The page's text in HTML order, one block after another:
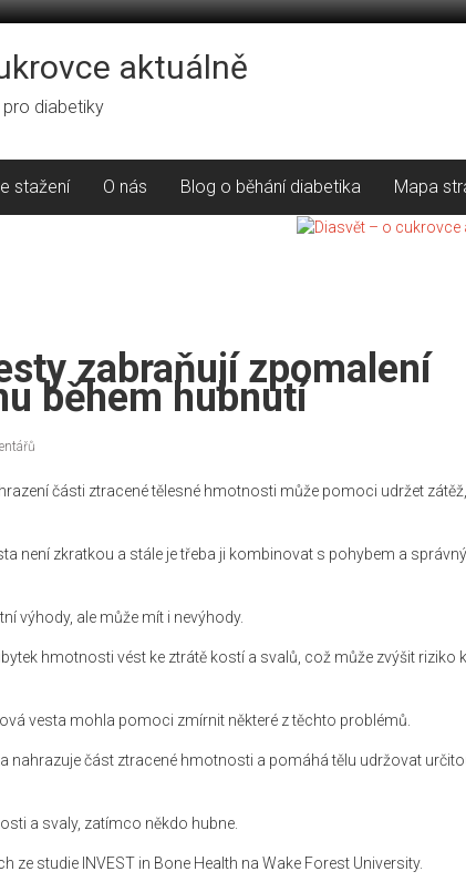
aktuálně
diabetiky
stažení O nás Blog o běhání diabetika Mapa
zabraňují zpomalení
během hubnutí
části ztracené tělesné hmotnosti může pomoci udržet
není zkratkou a stále je třeba ji kombinovat s pohybem a
výhody, ale může mít i nevýhody.
hmotnosti vést ke ztrátě kostí a svalů, což může zvýšit riziko
vesta mohla pomoci zmírnit některé z těchto problémů.
nahrazuje část ztracené hmotnosti a pomáhá tělu udržovat
a svaly, zatímco někdo hubne.
ze studie INVEST in Bone Health na Wake Forest University.